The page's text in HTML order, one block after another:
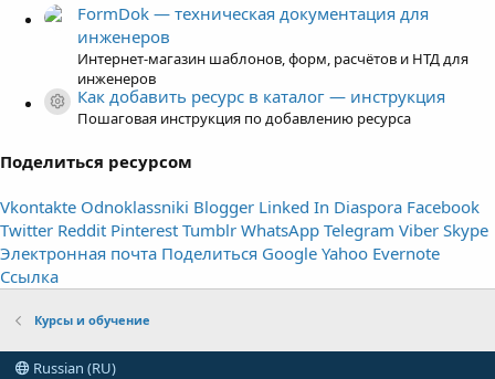
з
ё
д
FormDok — техническая документация для
инженеров
Интернет-магазин шаблонов, форм, расчётов и НТД для
инженеров
Иконка ресурса
Как добавить ресурс в каталог — инструкция
Пошаговая инструкция по добавлению ресурса
Поделиться ресурсом
Vkontakte Odnoklassniki Blogger Linked In Diaspora Facebook
Twitter Reddit Pinterest Tumblr WhatsApp Telegram Viber Skype
Электронная почта Поделиться Google Yahoo Evernote
Ссылка
Курсы и обучение
Russian (RU)